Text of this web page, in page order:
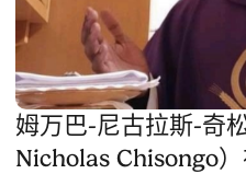
姆万巴-尼古拉斯-奇
Nicholas Chisongo